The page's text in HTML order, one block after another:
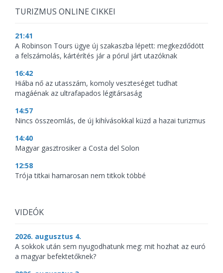
TURIZMUS ONLINE CIKKEI
21:41
A Robinson Tours ügye új szakaszba lépett: megkezdődött
a felszámolás, kártérítés jár a pórul járt utazóknak
16:42
Hiába nő az utasszám, komoly veszteséget tudhat
magáénak az ultrafapados légitársaság
14:57
Nincs összeomlás, de új kihívásokkal küzd a hazai turizmus
14:40
Magyar gasztrosiker a Costa del Solon
12:58
Trója titkai hamarosan nem titkok többé
VIDEÓK
2026. augusztus 4.
A sokkok után sem nyugodhatunk meg: mit hozhat az euró
a magyar befektetőknek?